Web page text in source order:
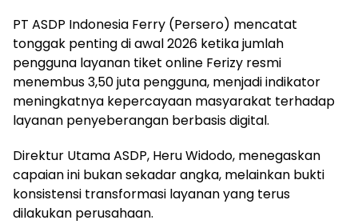
PT ASDP Indonesia Ferry (Persero) mencatat
tonggak penting di awal 2026 ketika jumlah
pengguna layanan tiket online Ferizy resmi
menembus 3,50 juta pengguna, menjadi indikator
meningkatnya kepercayaan masyarakat terhadap
layanan penyeberangan berbasis digital.
Direktur Utama ASDP, Heru Widodo, menegaskan
capaian ini bukan sekadar angka, melainkan bukti
konsistensi transformasi layanan yang terus
dilakukan perusahaan.